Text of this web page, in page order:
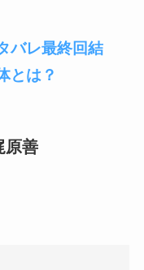
バレ最終回結
とは？
原善